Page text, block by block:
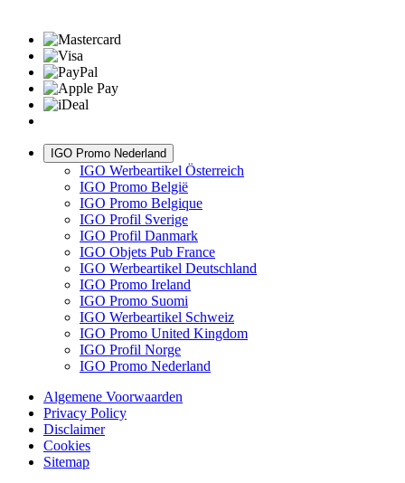
IGO Promo Nederland
IGO Werbeartikel Österreich
IGO Promo België
IGO Promo Belgique
IGO Profil Sverige
IGO Profil Danmark
IGO Objets Pub France
IGO Werbeartikel Deutschland
IGO Promo Ireland
IGO Promo Suomi
IGO Werbeartikel Schweiz
IGO Promo United Kingdom
IGO Profil Norge
IGO Promo Nederland
Algemene Voorwaarden
Privacy Policy
Disclaimer
Cookies
Sitemap